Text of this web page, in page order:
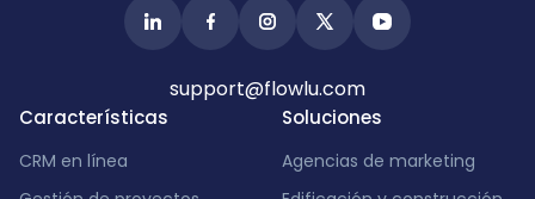
Características
CRM en línea
Soluciones
Agencias de marketing
support@flowlu.com